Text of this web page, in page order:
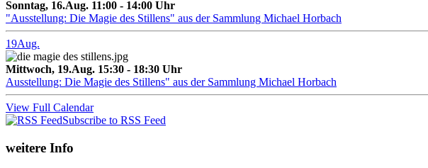
Sonntag, 16.Aug. 11:00 - 14:00 Uhr
"Ausstellung: Die Magie des Stillens" aus der Sammlung Michael Horbach
19Aug.
Mittwoch, 19.Aug. 15:30 - 18:30 Uhr
Ausstellung: Die Magie des Stillens" aus der Sammlung Michael Horbach
View Full Calendar
Subscribe to RSS Feed
weitere Info